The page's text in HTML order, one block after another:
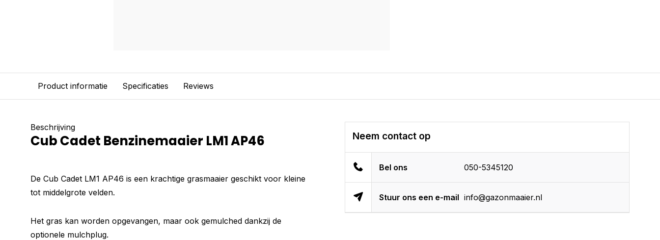
Product informatie Specificaties Reviews
Beschrijving
Cub Cadet Benzinemaaier LM1 AP46
De Cub Cadet LM1 AP46 is een krachtige grasmaaier geschikt voor kleine
tot middelgrote velden.
Het gras kan worden opgevangen, maar ook gemulched dankzij de
optionele mulchplug.
Neem contact op
Bel ons 050-5345120
Stuur ons een e-mail info@gazonmaaier.nl